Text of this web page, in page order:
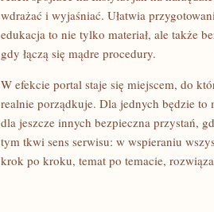
wdrażać i wyjaśniać. Ułatwia
edukacja to nie tylko materiał, ale także
gdy łączą się mądre procedury.
W efekcie portal staje się miejscem, do
realnie porządkuje. Dla jednych będzie
dla jeszcze innych bezpieczna przystań,
tym tkwi sens serwisu: w wspieraniu
krok po kroku, temat po temacie,